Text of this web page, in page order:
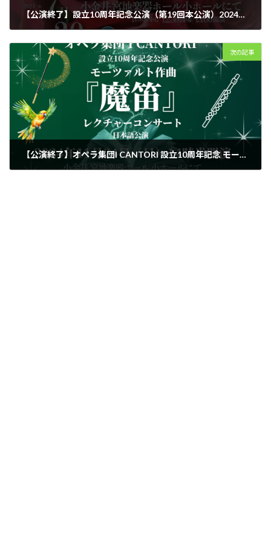
【公演終了】設立10周年記念公演（第19回本公演）2024年7月20日（土）第19回本公演レハール作曲オペレッタ『メリー・ウィドウ』（日本語上演）
次の記事
【公演終了】オペラ集団I CANTORI 設立10周年記念 モーツァルト作曲 歌芝居『魔笛』レクチャーコンサート（日本語上演）